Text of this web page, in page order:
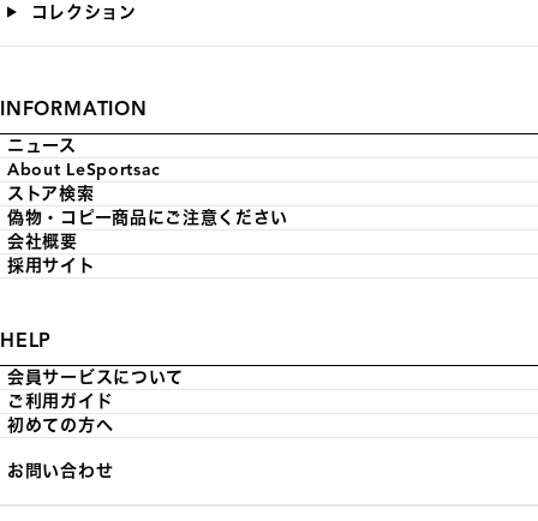
コレクション
INFORMATION
ニュース
About LeSportsac
ストア検索
偽物・コピー商品にご注意ください
会社概要
採用サイト
HELP
会員サービスについて
ご利用ガイド
初めての方へ
お問い合わせ